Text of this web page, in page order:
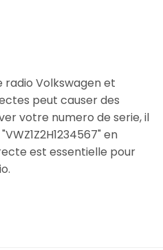
radio Volkswagen et
peut causer des
votre numero de serie, il
en
est essentielle pour